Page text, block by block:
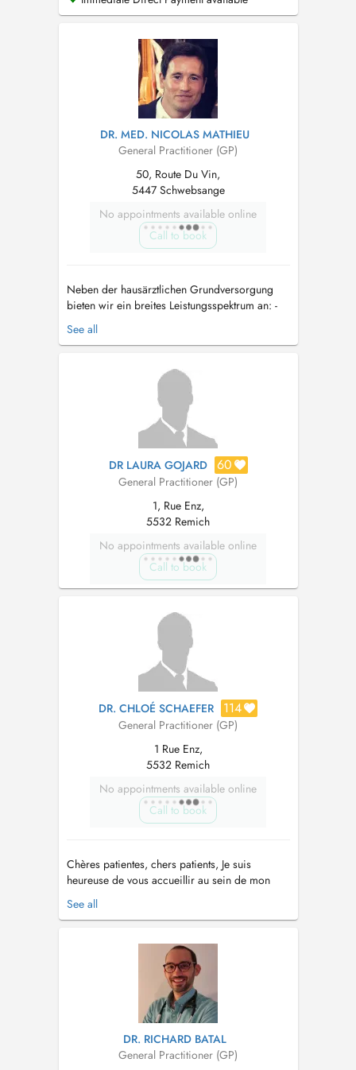
medizinische Betreuung im Bereich der
individuellen Versorgung, die sowohl
körperliche als auch psychis...
DR. MED. NICOLAS MATHIEU
General Practitioner (GP)
50, Route Du Vin,
5447 Schwebsange
No appointments available online
Call to book
Neben der hausärztlichen Grundversorgung
bieten wir ein breites Leistungsspektrum an: -
präzise Diagnostik mittels moderner
Ultraschallgeräte, EKG, Langzeit-EKG/Blutdruck,
intraartikuläre Injektionen/ Punktionen/
Blutentnahmen vor Ort -
Gesundheitsuntersuch...
See all
DR LAURA GOJARD 60
General Practitioner (GP)
1, Rue Enz,
5532 Remich
No appointments available online
Call to book
DR. CHLOÉ SCHAEFER 114
General Practitioner (GP)
1 Rue Enz,
5532 Remich
No appointments available online
Call to book
Chères patientes, chers patients, Je suis
heureuse de vous accueillir au sein de mon
cabinet de médecine générale, situé à Remich.
Consultations de médecine générale adultes et
rendez- vous Pour toutes consultations urgentes
See all
DR. RICHARD BATAL
General Practitioner (GP)